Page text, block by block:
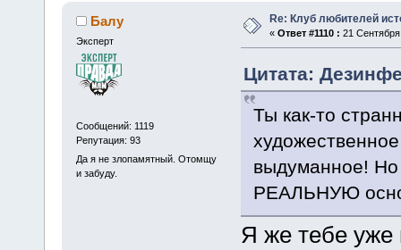
Балу
Эксперт
Сообщений: 1119
Репутация: 93
Да я не злопамятный. Отомщу
и забуду.
Re: Клуб любителей
« Ответ #1110 : 21
Цитата:
Ты как-то
выдуманное! Но
РЕАЛЬНУЮ
Я же тебе уже